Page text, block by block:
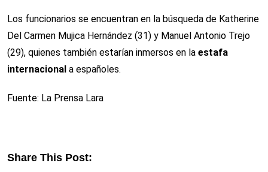
Los funcionarios se encuentran en la búsqueda de Katherine
Del Carmen Mujica Hernández (31) y Manuel Antonio Trejo
(29), quienes también estarían inmersos en la estafa
internacional a españoles.
Fuente: La Prensa Lara
Share This Post: